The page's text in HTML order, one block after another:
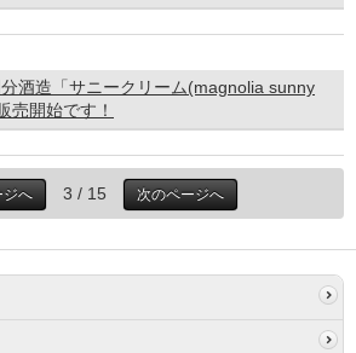
酒造「サニークリーム(magnolia sunny
売開始です！
ジへ 3 / 15 次のページへ